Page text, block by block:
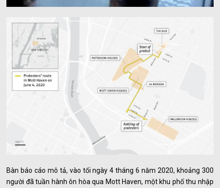
Bàn báo cáo mô tả, vào tối ngày 4 tháng 6 năm 2020, khoảng 300
người đã tuần hành ôn hòa qua Mott Haven, một khu phố thu nhập